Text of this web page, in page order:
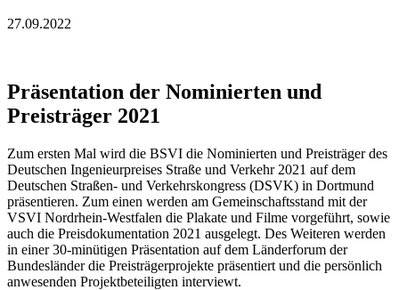
27.09.2022
Präsentation der Nominierten und
Preisträger 2021
Zum ersten Mal wird die BSVI die Nominierten und Preisträger des
Deutschen Ingenieurpreises Straße und Verkehr 2021 auf dem
Deutschen Straßen- und Verkehrskongress (DSVK) in Dortmund
präsentieren. Zum einen werden am Gemeinschaftsstand mit der
VSVI Nordrhein-Westfalen die Plakate und Filme vorgeführt, sowie
auch die Preisdokumentation 2021 ausgelegt. Des Weiteren werden
in einer 30-minütigen Präsentation auf dem Länderforum der
Bundesländer die Preisträgerprojekte präsentiert und die persönlich
anwesenden Projektbeteiligten interviewt.